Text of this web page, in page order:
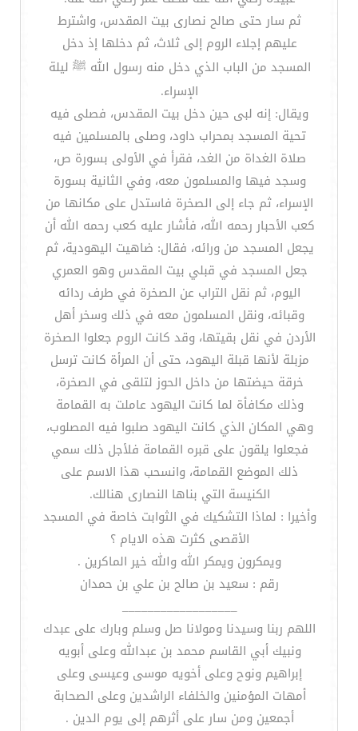
ثم سار حتى صالح نصارى بيت المقدس، واشترط
عليهم إجلاء الروم إلى ثلاث، ثم دخلها إذ دخل
المسجد من الباب الذي دخل منه رسول الله ﷺ ليلة
الإسراء.
ويقال: إنه لبى حين دخل بيت المقدس، فصلى فيه
تحية المسجد بمحراب داود، وصلى بالمسلمين فيه
صلاة الغداة من الغد، فقرأ في الأولى بسورة ص،
وسجد فيها والمسلمون معه، وفي الثانية بسورة
الإسراء، ثم جاء إلى الصخرة فاستدل على مكانها من
كعب الأحبار رحمه الله، فأشار عليه كعب رحمه الله أن
يجعل المسجد من ورائه، فقال: ضاهيت اليهودية، ثم
جعل المسجد في قبلي بيت المقدس وهو العمري
اليوم، ثم نقل التراب عن الصخرة في طرف ردائه
وقبائه، ونقل المسلمون معه في ذلك وسخر أهل
الأردن في نقل بقيتها، وقد كانت الروم جعلوا الصخرة
مزبلة لأنها قبلة اليهود، حتى أن المرأة كانت ترسل
خرقة حيضتها من داخل الحوز لتلقى في الصخرة،
وذلك مكافأة لما كانت اليهود عاملت به القمامة
وهي المكان الذي كانت اليهود صلبوا فيه المصلوب،
فجعلوا يلقون على قبره القمامة فلأجل ذلك سمي
ذلك الموضع القمامة، وانسحب هذا الاسم على
الكنيسة التي بناها النصارى هنالك.
وأخيرا : لماذا التشكيك في الثوابت خاصة في المسجد
الأقصى كثرت هذه الايام ؟
ويمكرون ويمكر الله والله خير الماكرين .
رقم : سعيد بن صالح بن علي بن حمدان
__________________
اللهم ربنا وسيدنا ومولانا صل وسلم وبارك على عبدك
ونبيك أبي القاسم محمد بن عبدالله وعلى أبويه
إبراهيم ونوح وعلى أخويه موسى وعيسى وعلى
أمهات المؤمنين والخلفاء الراشدين وعلى الصحابة
أجمعين ومن سار على أثرهم إلى يوم الدين .